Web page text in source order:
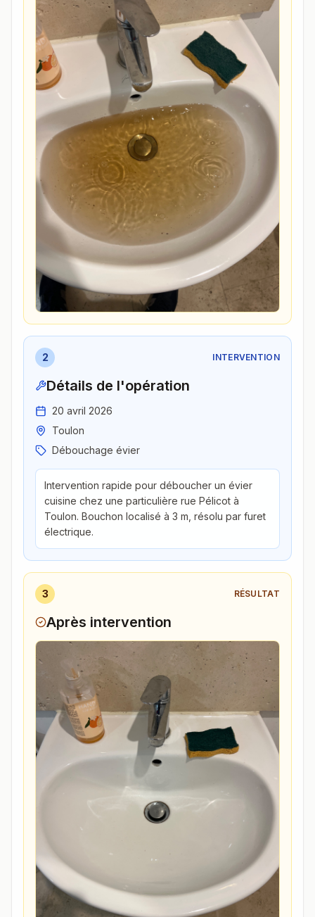
2 INTERVENTION
Détails de l'opération
20 avril 2026
Toulon
Débouchage évier
Intervention rapide pour déboucher un évier
cuisine chez une particulière rue Pélicot à
Toulon. Bouchon localisé à 3 m, résolu par furet
électrique.
3 RÉSULTAT
Après intervention